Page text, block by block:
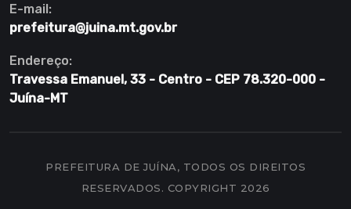
E-mail:
prefeitura@juina.mt.gov.br
Endereço:
Travessa Emanuel, 33 - Centro - CEP 78.320-000 -
Juína-MT
PREFEITURA DE JUÍNA, TODOS OS DIREITOS
RESERVADOS. COPYRIGHT 2026